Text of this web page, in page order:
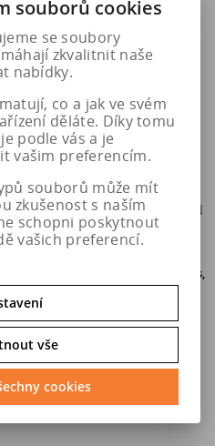
325/35 R22 114Y MICHELIN
PS4 S MO1 XL
do 5. pracovních dní u Vás,
osobní odběr o den dříve na
prodejně
Do košíku
souborů cookies
se soubory
zkvalitnit naše
nabídky.
co a jak ve svém
děláte. Díky tomu
podle vás a je
vašim preferencím.
souborů může mít
zkušenost s naším
schopni poskytnout
vašich preferencí.
vše
cookies